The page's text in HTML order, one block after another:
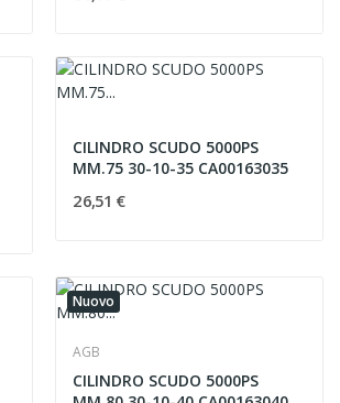
CILINDRO SCUDO 5000PS
MM.75 30-10-35 CA00163035
26,51 €
Nuovo
AGB
CILINDRO SCUDO 5000PS